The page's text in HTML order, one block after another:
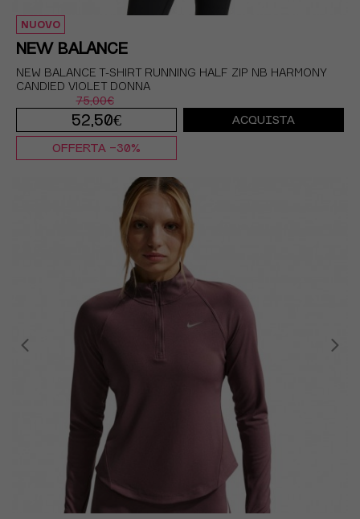
NUOVO
NEW BALANCE
NEW BALANCE T-SHIRT RUNNING HALF ZIP NB HARMONY
CANDIED VIOLET DONNA
75,00€
52,50€
L
ACQUISTA
OFFERTA -30%